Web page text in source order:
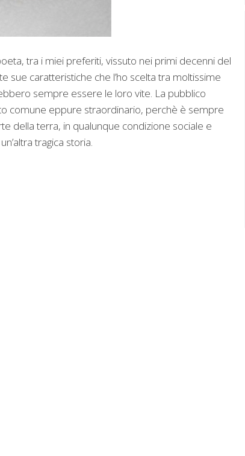
tra i miei preferiti, vissuto nei primi decenni del
caratteristiche che l’ho scelta tra moltissime
sempre essere le loro vite. La pubblico
comune eppure straordinario, perchè è sempre
della terra, in qualunque condizione sociale e
tragica storia.